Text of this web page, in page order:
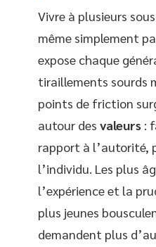
Vivre à plusieurs
même simplement
expose chaque
tiraillements sourds
points de friction
autour des valeurs :
rapport à l’autorité,
l’individu. Les plus
l’expérience et la
plus jeunes
demandent plus